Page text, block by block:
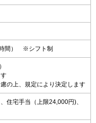
間） ※シフト制
の上、規定により決定します
住宅手当（上限24,000円)、